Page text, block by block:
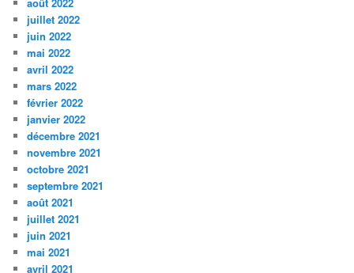
juillet 2022
juin 2022
mai 2022
avril 2022
mars 2022
février 2022
janvier 2022
décembre 2021
novembre 2021
octobre 2021
septembre 2021
août 2021
juillet 2021
juin 2021
mai 2021
avril 2021